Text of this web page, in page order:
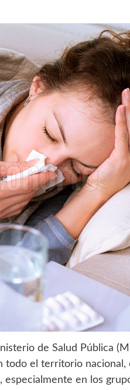
de Salud Pública
todo el territorio
en los